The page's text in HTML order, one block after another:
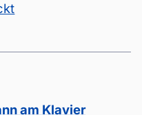
am Klavier